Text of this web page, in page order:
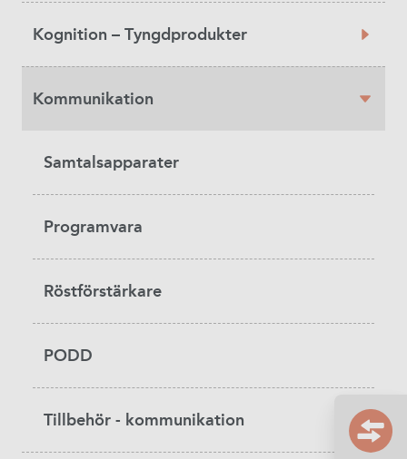
Kognition – Tyngdprodukter
Kommunikation
Samtalsapparater
Programvara
Röstförstärkare
PODD
Tillbehör - kommunikation